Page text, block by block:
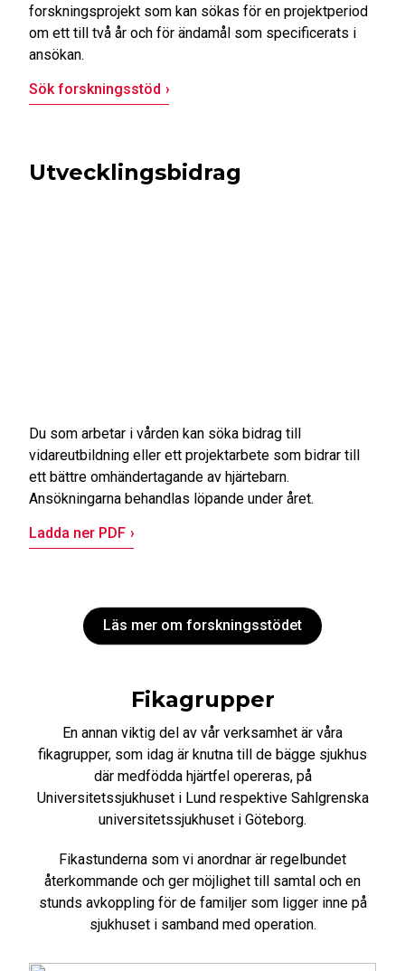
forskningsprojekt som kan sökas för en projektperiod
om ett till två år och för ändamål som specificerats i
ansökan.
Sök forskningsstöd
Utvecklingsbidrag
Du som arbetar i vården kan söka bidrag till
vidareutbildning eller ett projektarbete som bidrar till
ett bättre omhändertagande av hjärtebarn.
Ansökningarna behandlas löpande under året.
Ladda ner PDF
Läs mer om forskningsstödet
Fikagrupper
En annan viktig del av vår verksamhet är våra
fikagrupper, som idag är knutna till de bägge sjukhus
där medfödda hjärtfel opereras, på
Universitetssjukhuset i Lund respektive Sahlgrenska
universitetssjukhuset i Göteborg.
Fikastunderna som vi anordnar är regelbundet
återkommande och ger möjlighet till samtal och en
stunds avkoppling för de familjer som ligger inne på
sjukhuset i samband med operation.